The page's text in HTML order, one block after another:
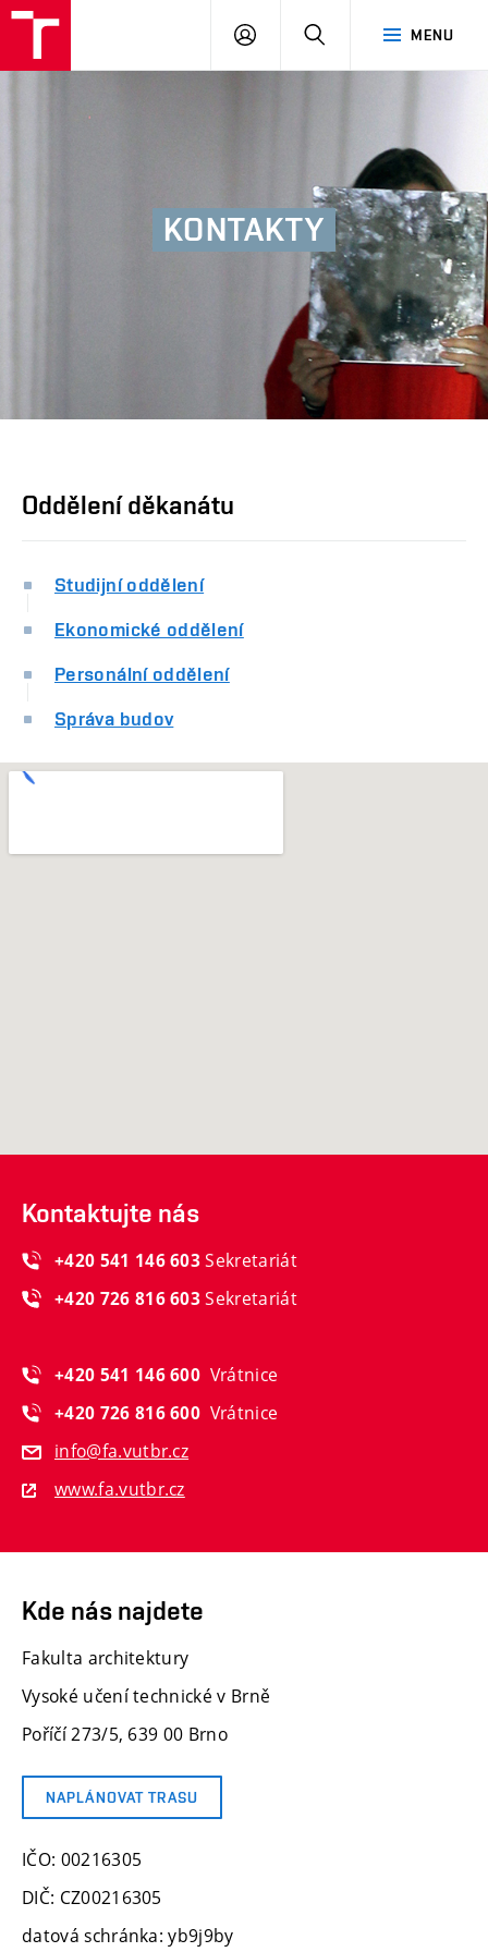
MENU
PŘIHLÁSIT
KONTAKTY
Oddělení děkanátu
Studijní oddělení
Ekonomické oddělení
Personální oddělení
Správa budov
Kontaktujte nás
+420 541 146 603Sekretariát
+420 726 816 603Sekretariát
+420 541 146 600 Vrátnice
+420 726 816 600 Vrátnice
info@fa.vutbr.cz
www.fa.vutbr.cz
Kde nás najdete
Fakulta architektury
Vysoké učení technické v Brně
Poříčí 273/5, 639 00 Brno
NAPLÁNOVAT TRASU
IČO: 00216305
DIČ: CZ00216305
datová schránka: yb9j9by